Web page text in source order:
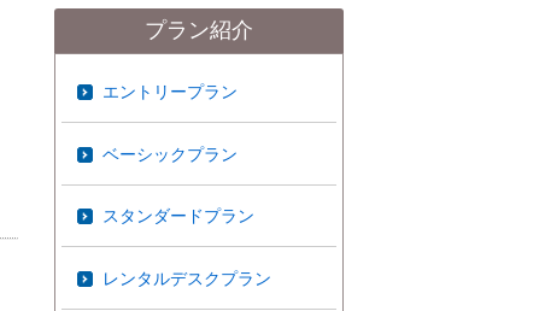
プラン紹介
エントリープラン
ベーシックプラン
スタンダードプラン
レンタルデスクプラン